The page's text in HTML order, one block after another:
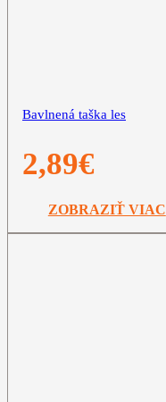
Bavlnená taška les
2,89€
ZOBRAZIŤ VIAC